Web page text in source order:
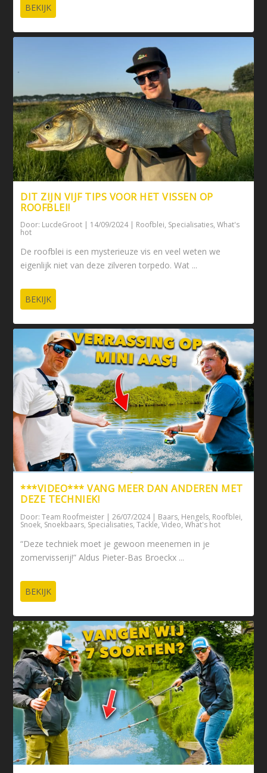
BEKIJK
DIT ZIJN VIJF TIPS VOOR HET VISSEN OP
ROOFBLEI!
Door: LucdeGroot | 14/09/2024 | Roofblei, Specialisaties,What's
hot
De roofblei is een mysterieuze vis en veel weten we
eigenlijk niet van deze zilveren torpedo. Wat ...
BEKIJK
***VIDEO*** VANG MEER DAN ANDEREN MET
DEZE TECHNIEK!
Door:Team Roofmeister |26/07/2024 | Baars, Hengels, Roofblei,
Snoek, Snoekbaars, Specialisaties,Tackle,Video,What's hot
“Deze techniek moet je gewoon meenemen in je
zomervisserij!” Aldus Pieter-Bas Broeckx ...
BEKIJK